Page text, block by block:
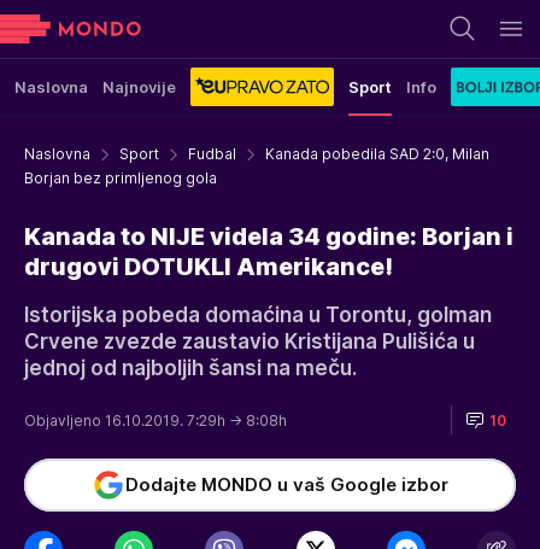
Naslovna Najnovije Sport Info
Naslovna Sport Fudbal
Kanada pobedila SAD 2:0, Milan
Borjan bez primljenog gola
Kanada to NIJE videla 34 godine: Borjan i
drugovi DOTUKLI Amerikance!
Istorijska pobeda domaćina u Torontu, golman
Crvene zvezde zaustavio Kristijana Pulišića u
jednoj od najboljih šansi na meču.
Objavljeno 16.10.2019. 7:29h → 8:08h 10
Dodajte MONDO u vaš Google izbor